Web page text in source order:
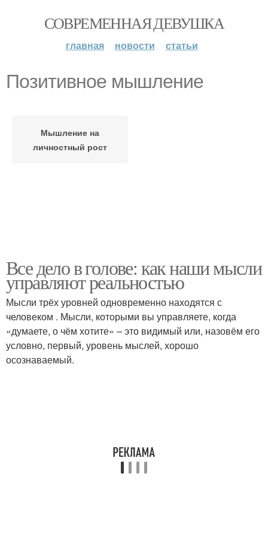
СОВРЕМЕННАЯ ДЕВУШКА
главная новости статьи
Позитивное мышление
Мышление на
личностный рост
Все дело в голове: как наши мысли
управляют реальностью
Мысли трёх уровней одновременно находятся с
человеком . Мысли, которыми вы управляете, когда
«думаете, о чём хотите» – это видимый или, назовём его
условно, первый, уровень мыслей, хорошо
осознаваемый.